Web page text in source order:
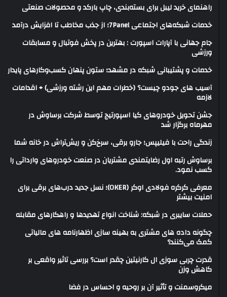
راهنمای خرید لیبل برای بسته‌بندی، چاپ بارکد و محصولات صنعتی
خدمات شبکه‌های اجتماعی 7Panel؛ از جذب مخاطب تا افزایش درآمد
جام جهانی با آپارات اسپورت : بهترین در پخش فوتبال و مسابقات
ورزشی
خدمات و پشتیبانی شبکه در مشهد؛ ستون پنهان کسب‌وکارهای پایدار
آسیب های جودو چیست؟ (خطرات مهم این رشته ورزشی) + اقدامات
لازمه
جشن تحویل خودروهای کیا اسپورتیج توسط شرکت برساوش در
مهرماه برگزار شد
زندگی راحت با فیلیپس؛ جارو برقی، سرخ‌کن و ریش‌تراش در خانه شما
برساوش رتبه اول رضایتمندی مشتریان در صنعت خودروهای وارداتی را
کسب نمود.
معرفی کرکره فولادی اوکر (OKER)؛ نسل جدید درب‌های برقی برای
امنیت بیشتر
حملات سایبری در شبکه: شناخت انواع تهدیدها و راهکارهای مقابله
چگونه داده های مشتری به بهینه سازی اظهارنامه های مالیاتی
کمک می‌کنند؟
قدرت چربی سوزی ال کارنیتین چقدر است؟ بررسی تاثیر واقعی بر
کاهش وزن
میکروسمنت و تأثیر آن بر روحیه و احساس در فضا